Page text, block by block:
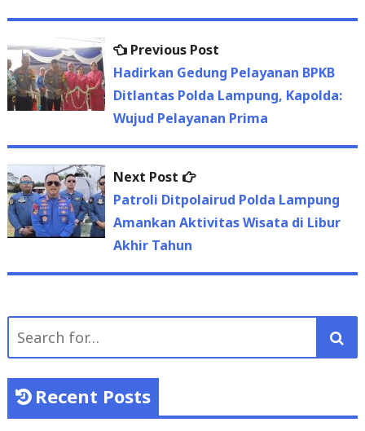
Post
navigation
Previous Post
post:
Hadirkan Gedung Pelayanan BPKB
Ditlantas Polda Lampung, Kapolda:
Wujud Pelayanan Prima
Next Post
Next
post:
Patroli Ditpolairud Polda Lampung
Amankan Aktivitas Wisata di Libur
Akhir Tahun
Search
Recent Posts